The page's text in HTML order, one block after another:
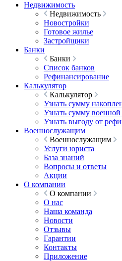
Недвижимость
Недвижимость
Новостройки
Готовое жилье
Застройщики
Банки
Банки
Список банков
Рефинансирование
Калькулятор
Калькулятор
Узнать сумму
Узнать сумму
Узнать выгоду от
Военнослужащим
Военнослужащим
Услуги юриста
База знаний
Вопросы и ответы
Акции
О компании
О компании
О нас
Наша команда
Новости
Отзывы
Гарантии
Контакты
Приложение